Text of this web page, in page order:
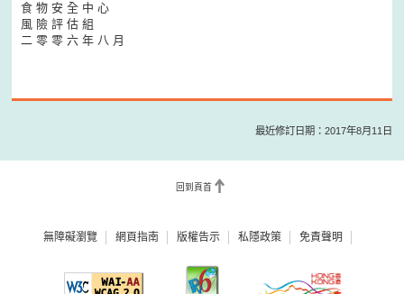
食 物 安 全 中 心
風 險 評 估 組
二 零 零 六 年 八 月
最近修訂日期：2017年8月11日
回到頁首
無障礙瀏覽 網頁指南 版權告示 私隱政策 免責聲明